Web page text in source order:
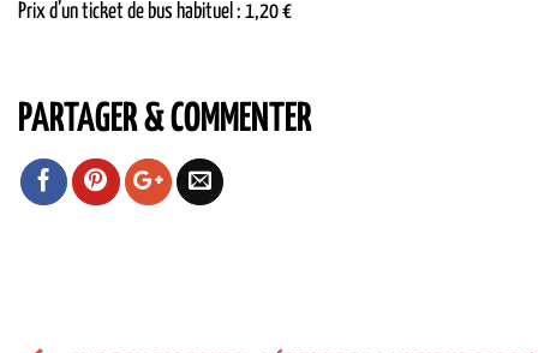
Prix d’un ticket de bus habituel : 1,20 €
PARTAGER & COMMENTER